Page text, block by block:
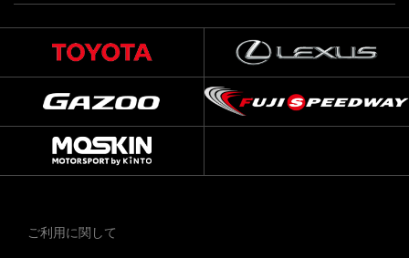
ご利用に関して